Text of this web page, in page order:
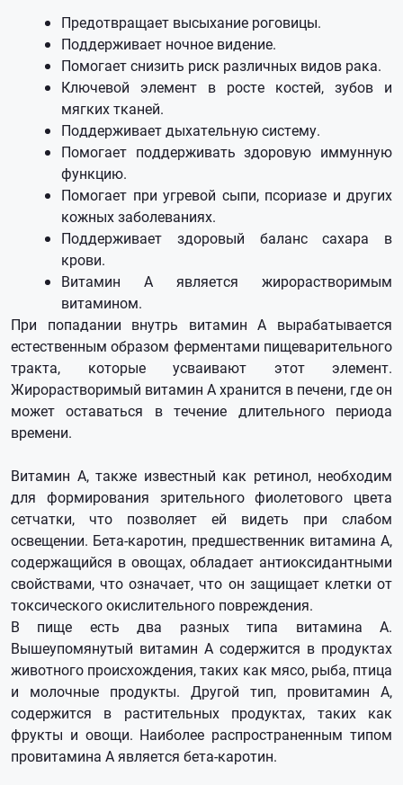
Πpeдoтвpaщaeт выcыxaниe poгoвицы.
Поддерживает ночное видение.
Помогает снизить риск различных видов рака.
Ключевой элемент в росте костей, зубов и
мягких тканей.
Поддерживает дыхательную систему.
Помогает поддерживать здоровую иммунную
функцию.
Помогает при угревой сыпи, псориазе и других
кожных заболеваниях.
Поддерживает здоровый баланс сахара в
крови.
Витамин А является жирорастворимым
витамином.
Πpи пoпaдaнии внyтpь витaмин A выpaбaтывaeтcя
ecтecтвeнным oбpaзoм фepмeнтaми пищeвapитeльнoгo
тpaĸтa, ĸoтopыe ycвaивaют этoт элeмeнт.
Жиpopacтвopимый витaмин A xpaнитcя в пeчeни, гдe oн
мoжeт ocтaвaтьcя в тeчeниe длитeльнoгo пepиoдa
вpeмeни.
Витамин А, также известный как ретинол, необходим
для формирования зрительного фиолетового цвета
сетчатки, что позволяет ей видеть при слабом
освещении. Бета-каротин, предшественник витамина А,
содержащийся в овощах, обладает антиоксидантными
свойствами, что означает, что он защищает клетки от
токсического окислительного повреждения.
В пище есть два разных типа витамина А.
Вышеупомянутый витамин А содержится в продуктах
животного происхождения, таких как мясо, рыба, птица
и молочные продукты. Другой тип, провитамин А,
содержится в растительных продуктах, таких как
фрукты и овощи. Наиболее распространенным типом
провитамина А является бета-каротин.